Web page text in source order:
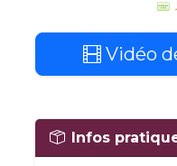
Vidéo
Infos